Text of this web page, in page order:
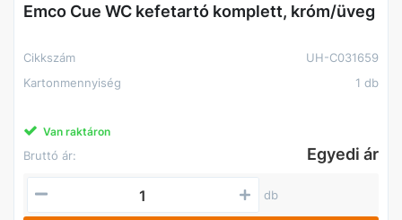
Emco Cue WC kefetartó komplett, króm/üveg
Cikkszám
UH-C031659
Kartonmennyiség
1 db
Van raktáron
Bruttó ár: Egyedi ár
db